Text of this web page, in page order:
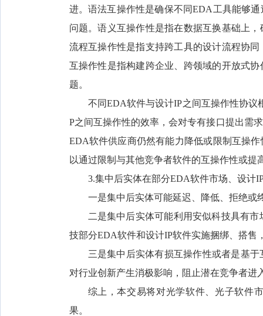
进。语法互操作性是确保不同EDA工具能够
问题。语义互操作性是指在数据互换基础上
流程互操作性是指支持跨工具的设计流程协
互操作性是指构建跨企业、跨领域的开放式
题。
不同EDA软件与设计IP之间互操作性协
P之间互操作性的效率，会对专有接口提出需
EDA软件供应商仍然有能力降低或限制互操
以通过限制与其他竞争者软件的互操作性或
3.集中后实体在部分EDA软件市场、设计
一是集中后实体可能延迟、降低、拒绝或
二是集中后实体可能利用安似科技具有
技部分EDA软件和设计IP软件实施捆绑、搭售
三是集中后实体有损互操作性或者是基
对行业创新产生消极影响，阻止潜在竞争者进
综上，本交易将对光学软件、光子软件
果。